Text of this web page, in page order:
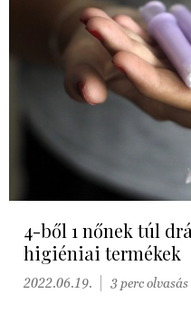
4-ből 1 nőnek túl
higiéniai termékek
2022.06.19. 3 perc olvasás